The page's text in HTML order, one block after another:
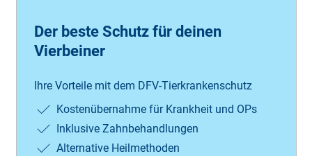
Der beste Schutz für deinen
Vierbeiner
Ihre Vorteile mit dem DFV-Tierkrankenschutz
Kostenübernahme für Krankheit und OPs
Inklusive Zahnbehandlungen
Alternative Heilmethoden